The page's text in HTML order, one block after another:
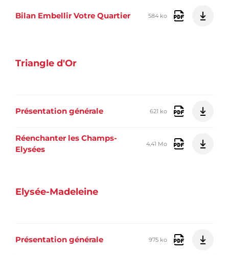
Bilan Embellir Votre Quartier 584 ko
Triangle d'Or
Présentation générale 621 ko
Réenchanter les Champs-
Elysées
4,41 Mo
Elysée-Madeleine
Présentation générale 975 ko